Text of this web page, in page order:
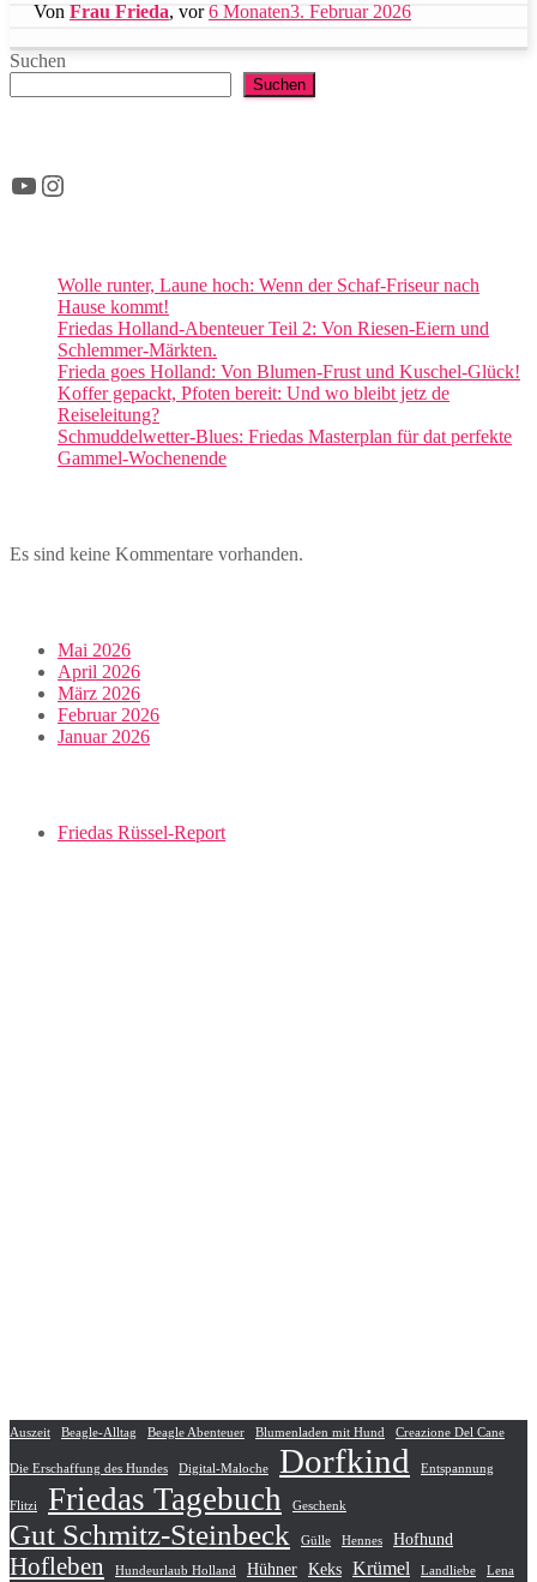
Von Frau Frieda, vor6 Monaten3. Februar 2026
Suchen
Suchen
YouTube
Instagram
Wolle runter, Laune hoch: Wenn der Schaf-Friseur nach
Hause kommt!
Friedas Holland-Abenteuer Teil 2: Von Riesen-Eiern und
Schlemmer-Märkten.
Frieda goes Holland: Von Blumen-Frust und Kuschel-Glück!
Koffer gepackt, Pfoten bereit: Und wo bleibt jetz de
Reiseleitung?
Schmuddelwetter-Blues: Friedas Masterplan für dat perfekte
Gammel-Wochenende
Es sind keine Kommentare vorhanden.
Mai 2026
April 2026
März 2026
Februar 2026
Januar 2026
Friedas Rüssel-Report
Auszeit Beagle-Alltag Beagle Abenteuer Blumenladen mit Hund Creazione Del Cane
Die Erschaffung des Hundes Digital-Maloche Dorfkind Entspannung
Flitzi Friedas Tagebuch Geschenk
Gut Schmitz-Steinbeck Gülle Hennes Hofhund
Hofleben Hundeurlaub Holland Hühner Keks Krümel Landliebe
Lena